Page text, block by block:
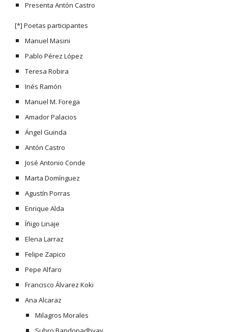
Presenta Antón Castro
[*] Poetas participantes
Manuel Masini
Pablo Pérez López
Teresa Robira
Inés Ramón
Manuel M. Forega
Amador Palacios
Ángel Guinda
Antón Castro
José Antonio Conde
Marta Domínguez
Agustín Porras
Enrique Alda
Íñigo Linaje
Elena Larraz
Felipe Zapico
Pepe Alfaro
Francisco Álvarez Koki
Ana Alcaraz
Milagros Morales